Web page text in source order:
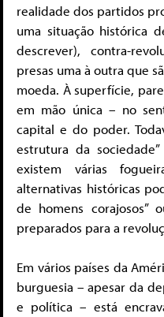
realidade dos partidos
uma situação histórica
descrever), contra-
presas uma à outra que
moeda. À superfície,
em mão única – no
capital e do poder.
estrutura da
existem várias
alternativas históricas
de homens corajosos”
preparados para a
Em vários países da
burguesia – apesar da
e política – está